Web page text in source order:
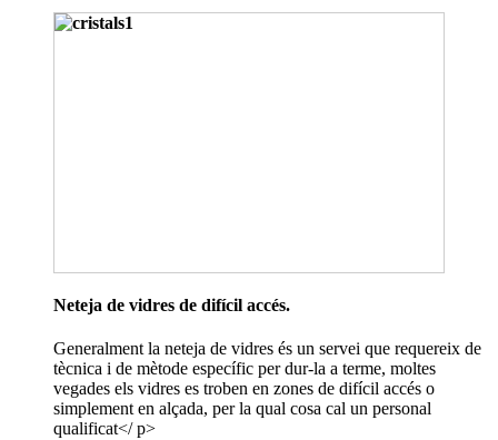
Neteja de vidres de difícil accés.
Generalment la neteja de vidres és un servei que requereix de
tècnica i de mètode específic per dur-la a terme, moltes
vegades els vidres es troben en zones de difícil accés o
simplement en alçada, per la qual cosa cal un personal
qualificat</ p>